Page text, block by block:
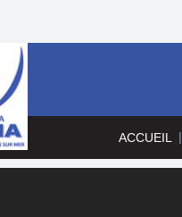
ACCUEIL |